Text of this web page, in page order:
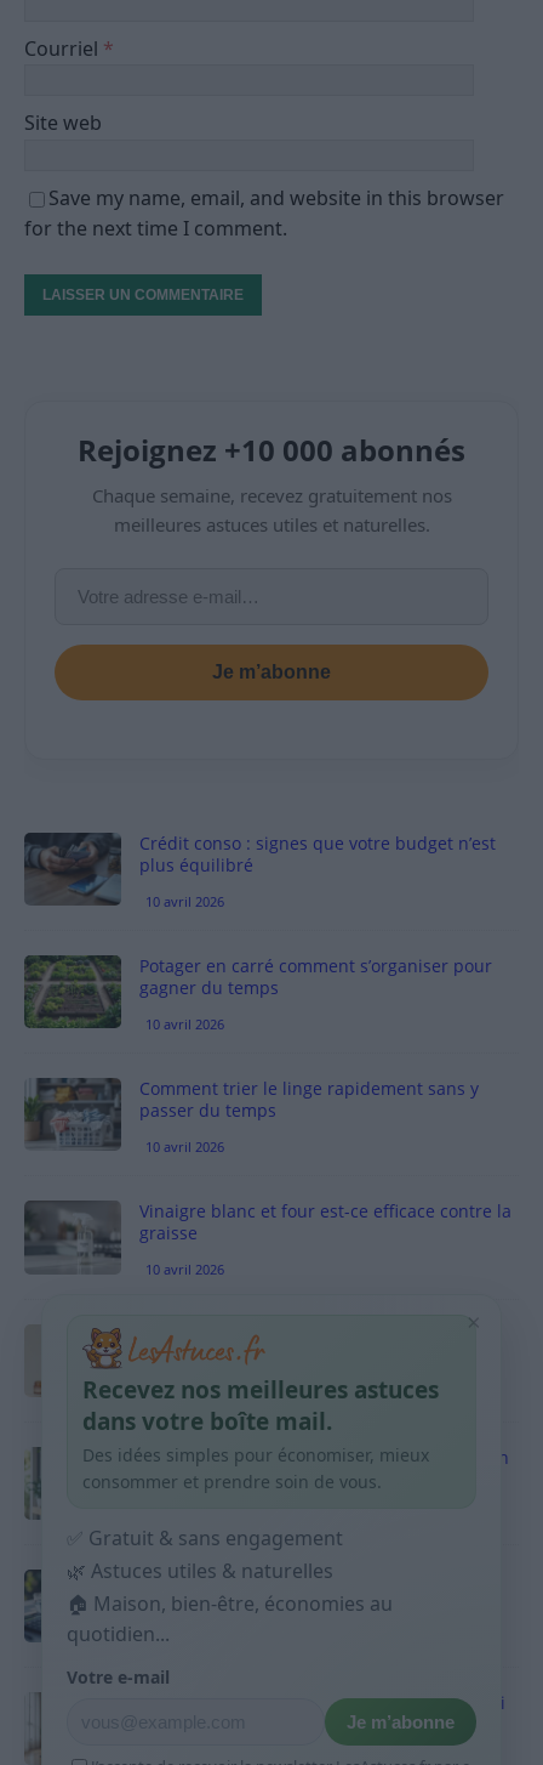
Courriel *
Site web
Save my name, email, and website in this browser
for the next time I comment.
Rejoignez +10 000 abonnés
Chaque semaine, recevez gratuitement nos
meilleures astuces utiles et naturelles.
Je m’abonne
Crédit conso : signes que votre budget n’est
plus équilibré
10 avril 2026
Potager en carré comment s’organiser pour
gagner du temps
10 avril 2026
Comment trier le linge rapidement sans y
passer du temps
10 avril 2026
Vinaigre blanc et four est-ce efficace contre la
graisse
10 avril 2026
Taches pigmentaires : routine simple +
habitudes qui aident
9 avril 2026
Produits ménagers : comment économiser en
courses sans acheter 10 sprays
Budget mensuel : méthode rapide pour
répartir son salaire dès le jour de paie
9 avril 2026
Sport 10 minutes par jour est-ce utile et quoi
9 avril 2026
×
Recevez nos meilleures astuces
dans votre boîte mail.
Des idées simples pour économiser, mieux
consommer et prendre soin de vous.
✅ Gratuit & sans engagement
🌿 Astuces utiles & naturelles
🏠 Maison, bien-être, économies au
quotidien...
Votre e-mail
Je m’abonne